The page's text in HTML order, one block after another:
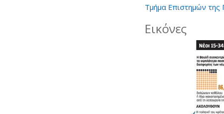
Τμήμα Επιστημών της
Εικόνες